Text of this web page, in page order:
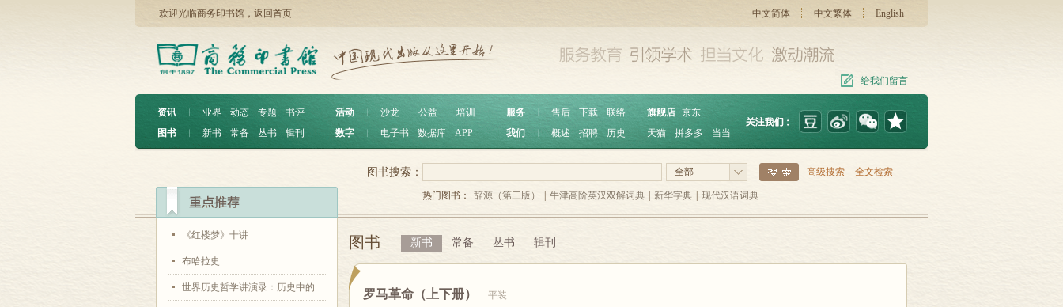
欢迎光临商务印书馆， 返回首页 中文简体 中文繁体 English
给我们留言
资讯 ︱ 业界 动态 专题
书评
图书
︱ 新书 常备 丛书 辑刊
活动 沙龙 公益
培训
数字
电子书 数据库 APP
服务 ︱ 售后 下载
联络
我们
概述 招聘 历史
旗舰店 京东
天猫
拼多多 当当
《红楼梦》十讲
布哈拉史
世界历史哲学讲演录：历史中的...
全部 高级搜索 全文检索
图书搜索：
热门图书： 辞源（第三版） 牛津高阶英汉双解词典 新华字典 现代汉语词典
图书 新书 常备 丛书 辑刊
罗马革命（上下册）
平装